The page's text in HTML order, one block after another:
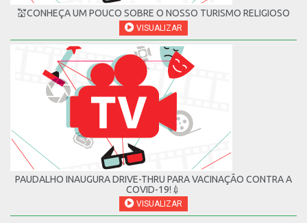
💒CONHEÇA UM POUCO SOBRE O NOSSO TURISMO RELIGIOSO
VISUALIZAR
PAUDALHO INAUGURA DRIVE-THRU PARA VACINAÇÃO CONTRA A
COVID-19!💉
VISUALIZAR